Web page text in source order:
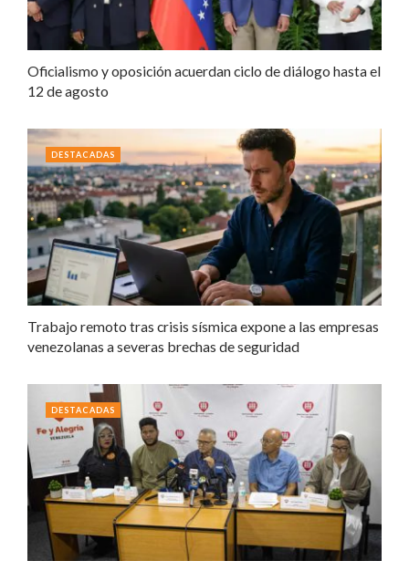
Oficialismo y oposición acuerdan ciclo de diálogo hasta el
12 de agosto
Trabajo remoto tras crisis sísmica expone a las empresas
venezolanas a severas brechas de seguridad
DESTACADAS
DESTACADAS